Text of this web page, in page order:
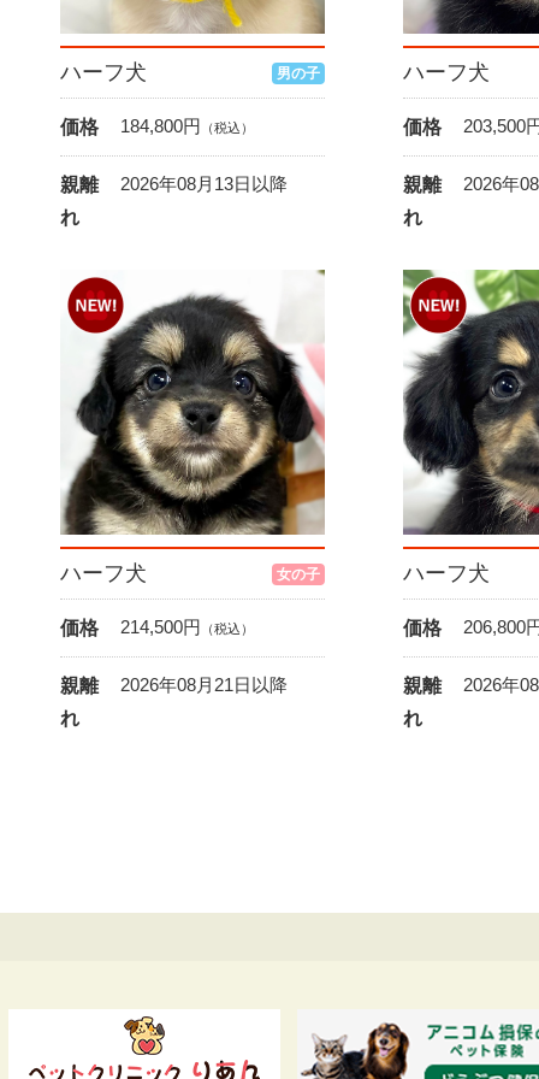
ハーフ犬 男の子
価格 184,800円 （税込）
親離
れ
2026年08月13日以降
ハーフ犬
価格 203,500
親離
れ
2026年
ハーフ犬 女の子
価格 214,500円 （税込）
親離
れ
2026年08月21日以降
ハーフ犬
価格 206,800
親離
れ
2026年